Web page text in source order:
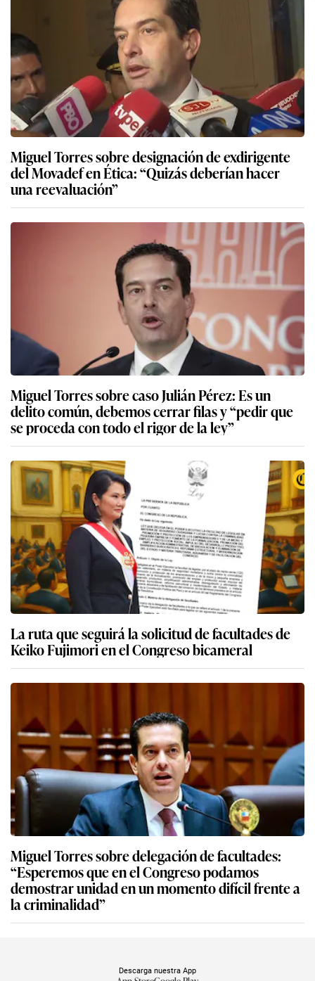
Miguel Torres sobre designación de exdirigente
del Movadef en Ética: “Quizás deberían hacer
una reevaluación”
Miguel Torres sobre caso Julián Pérez: Es un
delito común, debemos cerrar filas y “pedir que
se proceda con todo el rigor de la ley”
La ruta que seguirá la solicitud de facultades de
Keiko Fujimori en el Congreso bicameral
Miguel Torres sobre delegación de facultades:
“Esperemos que en el Congreso podamos
demostrar unidad en un momento difícil frente a
la criminalidad”
Descarga nuestra App